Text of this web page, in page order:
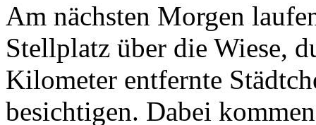
Am nächsten Morgen
Stellplatz über die Wiese,
Kilometer entfernte
besichtigen. Dabei